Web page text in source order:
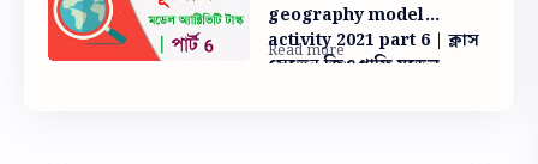
geography model
activity 2021 part 6 | ক্লাস
সেভেন জিওগ্রাফি মডেল